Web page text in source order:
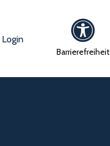
Login
Barrierefreiheit